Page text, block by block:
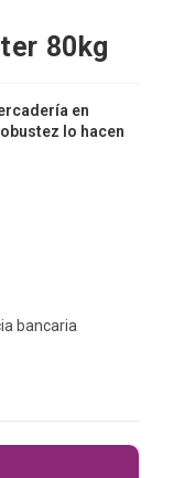
80kg
en
lo hacen
bancaria